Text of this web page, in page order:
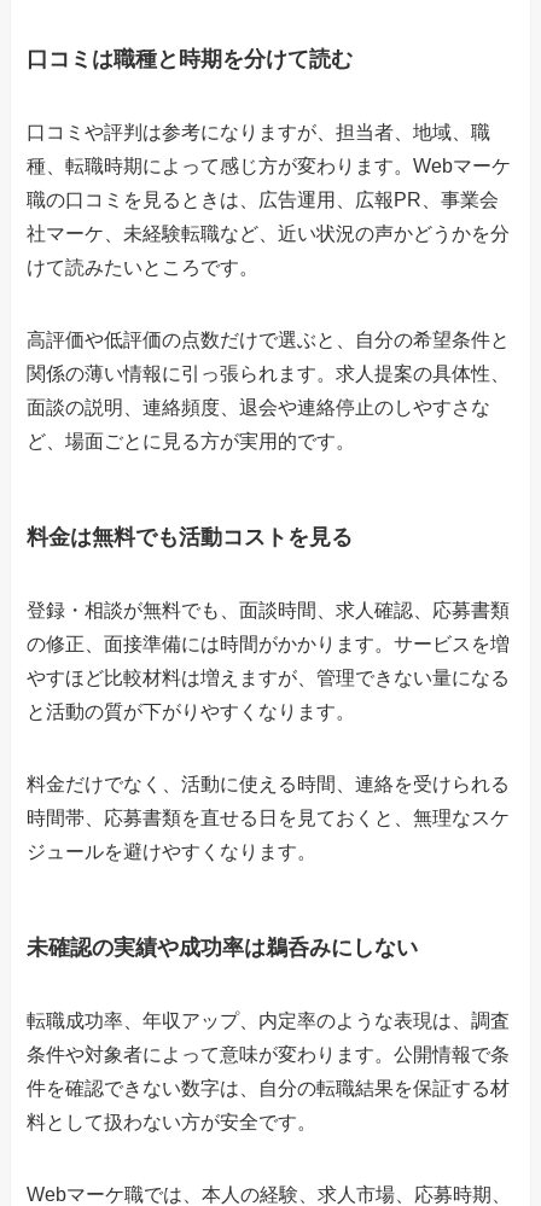
口コミは職種と時期を分けて読む
口コミや評判は参考になりますが、担当者、地域、職
種、転職時期によって感じ方が変わります。Webマーケ
職の口コミを見るときは、広告運用、広報PR、事業会
社マーケ、未経験転職など、近い状況の声かどうかを分
けて読みたいところです。
高評価や低評価の点数だけで選ぶと、自分の希望条件と
関係の薄い情報に引っ張られます。求人提案の具体性、
面談の説明、連絡頻度、退会や連絡停止のしやすさな
ど、場面ごとに見る方が実用的です。
料金は無料でも活動コストを見る
登録・相談が無料でも、面談時間、求人確認、応募書類
の修正、面接準備には時間がかかります。サービスを増
やすほど比較材料は増えますが、管理できない量になる
と活動の質が下がりやすくなります。
料金だけでなく、活動に使える時間、連絡を受けられる
時間帯、応募書類を直せる日を見ておくと、無理なスケ
ジュールを避けやすくなります。
未確認の実績や成功率は鵜呑みにしない
転職成功率、年収アップ、内定率のような表現は、調査
条件や対象者によって意味が変わります。公開情報で条
件を確認できない数字は、自分の転職結果を保証する材
料として扱わない方が安全です。
Webマーケ職では、本人の経験、求人市場、応募時期、